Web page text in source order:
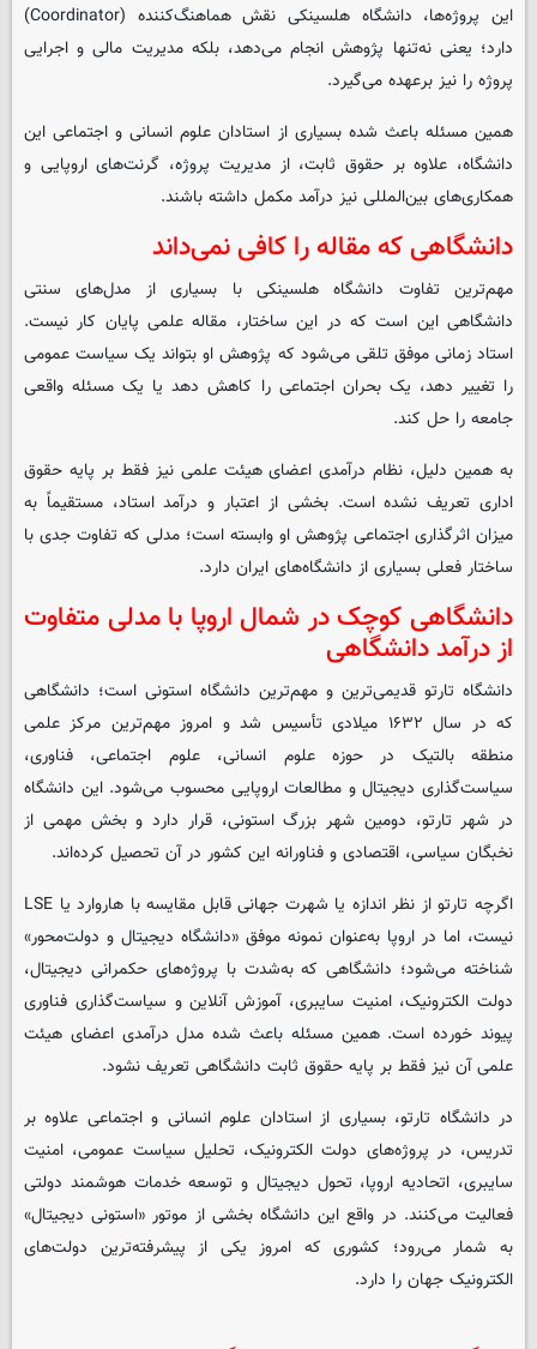
این پروژه‌ها، دانشگاه هلسینکی نقش هماهنگ‌کننده (Coordinator)
دارد؛ یعنی نه‌تنها پژوهش انجام می‌دهد، بلکه مدیریت مالی و اجرایی
پروژه را نیز برعهده می‌گیرد.
همین مسئله باعث شده بسیاری از استادان علوم انسانی و اجتماعی این
دانشگاه، علاوه بر حقوق ثابت، از مدیریت پروژه، گرنت‌های اروپایی و
همکاری‌های بین‌المللی نیز درآمد مکمل داشته باشند.
دانشگاهی که مقاله را کافی نمی‌داند
مهم‌ترین تفاوت دانشگاه هلسینکی با بسیاری از مدل‌های سنتی
دانشگاهی این است که در این ساختار، مقاله علمی پایان کار نیست.
استاد زمانی موفق تلقی می‌شود که پژوهش او بتواند یک سیاست عمومی
را تغییر دهد، یک بحران اجتماعی را کاهش دهد یا یک مسئله واقعی
جامعه را حل کند.
به همین دلیل، نظام درآمدی اعضای هیئت علمی نیز فقط بر پایه حقوق
اداری تعریف نشده است. بخشی از اعتبار و درآمد استاد، مستقیماً به
میزان اثرگذاری اجتماعی پژوهش او وابسته است؛ مدلی که تفاوت جدی با
ساختار فعلی بسیاری از دانشگاه‌های ایران دارد.
دانشگاهی کوچک در شمال اروپا با مدلی متفاوت
از درآمد دانشگاهی
دانشگاه تارتو قدیمی‌ترین و مهم‌ترین دانشگاه استونی است؛ دانشگاهی
که در سال ۱۶۳۲ میلادی تأسیس شد و امروز مهم‌ترین مرکز علمی
منطقه بالتیک در حوزه علوم انسانی، علوم اجتماعی، فناوری،
سیاست‌گذاری دیجیتال و مطالعات اروپایی محسوب می‌شود. این دانشگاه
در شهر تارتو، دومین شهر بزرگ استونی، قرار دارد و بخش مهمی از
نخبگان سیاسی، اقتصادی و فناورانه این کشور در آن تحصیل کرده‌اند.
اگرچه تارتو از نظر اندازه یا شهرت جهانی قابل مقایسه با هاروارد یا LSE
نیست، اما در اروپا به‌عنوان نمونه موفق «دانشگاه دیجیتال و دولت‌محور»
شناخته می‌شود؛ دانشگاهی که به‌شدت با پروژه‌های حکمرانی دیجیتال،
دولت الکترونیک، امنیت سایبری، آموزش آنلاین و سیاست‌گذاری فناوری
پیوند خورده است. همین مسئله باعث شده مدل درآمدی اعضای هیئت
علمی آن نیز فقط بر پایه حقوق ثابت دانشگاهی تعریف نشود.
در دانشگاه تارتو، بسیاری از استادان علوم انسانی و اجتماعی علاوه بر
تدریس، در پروژه‌های دولت الکترونیک، تحلیل سیاست عمومی، امنیت
سایبری، اتحادیه اروپا، تحول دیجیتال و توسعه خدمات هوشمند دولتی
فعالیت می‌کنند. در واقع این دانشگاه بخشی از موتور «استونی دیجیتال»
به شمار می‌رود؛ کشوری که امروز یکی از پیشرفته‌ترین دولت‌های
الکترونیک جهان را دارد.